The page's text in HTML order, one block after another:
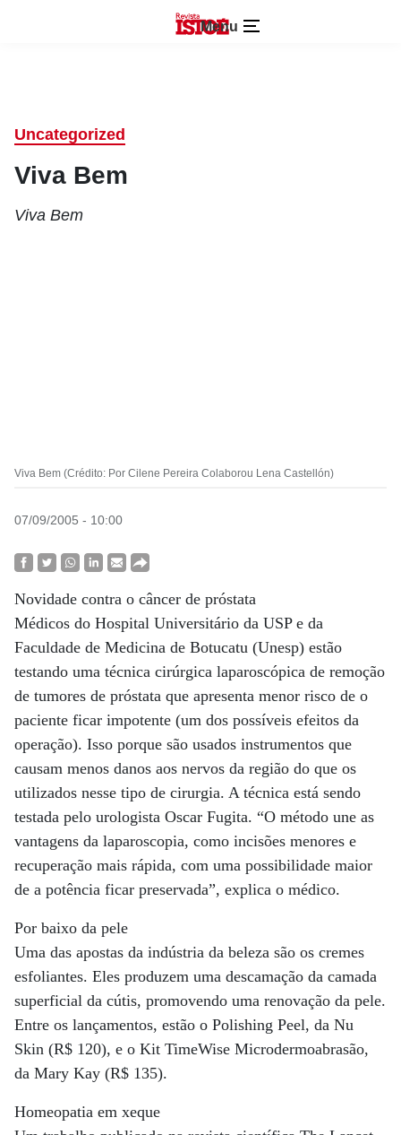
Menu
Uncategorized
Viva Bem
Viva Bem
Viva Bem (Crédito: Por Cilene Pereira Colaborou Lena Castellón)
07/09/2005 - 10:00
Novidade contra o câncer de próstata
Médicos do Hospital Universitário da USP e da
Faculdade de Medicina de Botucatu (Unesp) estão
testando uma técnica cirúrgica laparoscópica de remoção
de tumores de próstata que apresenta menor risco de o
paciente ficar impotente (um dos possíveis efeitos da
operação). Isso porque são usados instrumentos que
causam menos danos aos nervos da região do que os
utilizados nesse tipo de cirurgia. A técnica está sendo
testada pelo urologista Oscar Fugita. “O método une as
vantagens da laparoscopia, como incisões menores e
recuperação mais rápida, com uma possibilidade maior
de a potência ficar preservada”, explica o médico.
Por baixo da pele
Uma das apostas da indústria da beleza são os cremes
esfoliantes. Eles produzem uma descamação da camada
superficial da cútis, promovendo uma renovação da pele.
Entre os lançamentos, estão o Polishing Peel, da Nu
Skin (R$ 120), e o Kit TimeWise Microdermoabrasão,
da Mary Kay (R$ 135).
Homeopatia em xeque